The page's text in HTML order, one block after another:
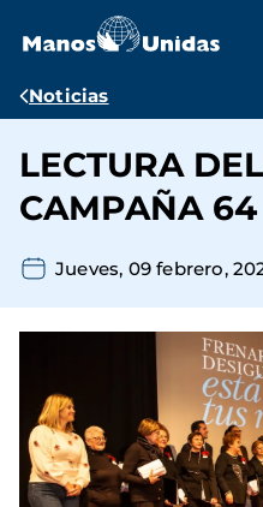
contenido
Ruta
navegación
Noticias
LECTURA
CAMPAÑA 64
Jueves, 09 febrero,